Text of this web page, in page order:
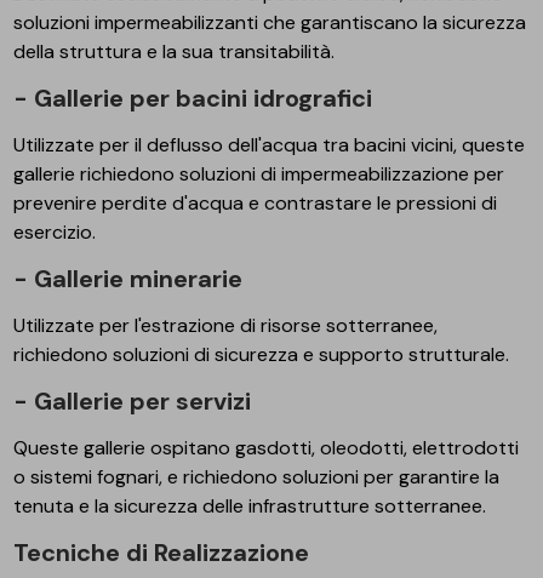
soluzioni impermeabilizzanti che garantiscano la sicurezza
della struttura e la sua transitabilità.
- Gallerie per bacini idrografici
Utilizzate per il deflusso dell'acqua tra bacini vicini, queste
gallerie richiedono soluzioni di impermeabilizzazione per
prevenire perdite d'acqua e contrastare le pressioni di
esercizio.
- Gallerie minerarie
Utilizzate per l'estrazione di risorse sotterranee,
richiedono soluzioni di sicurezza e supporto strutturale.
- Gallerie per servizi
Queste gallerie ospitano gasdotti, oleodotti, elettrodotti
o sistemi fognari, e richiedono soluzioni per garantire la
tenuta e la sicurezza delle infrastrutture sotterranee.
Tecniche di Realizzazione